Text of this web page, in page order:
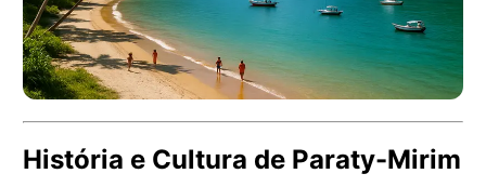
História e Cultura de Paraty-Mirim